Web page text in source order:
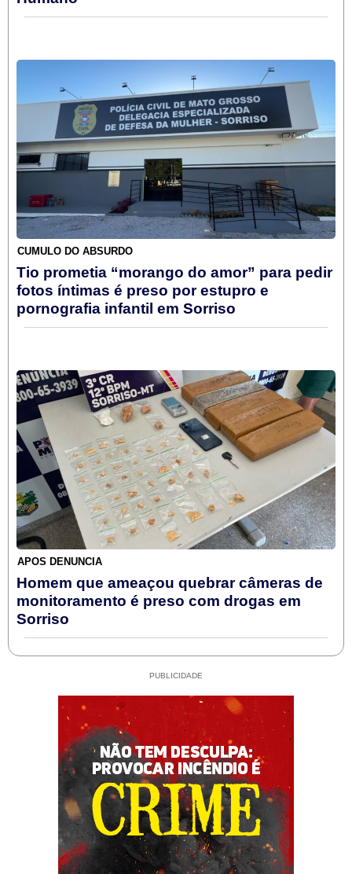
CÚMULO DO ABSURDO
Tio prometia “morango do amor” para pedir
fotos íntimas é preso por estupro e
pornografia infantil em Sorriso
APÓS DENÚNCIA
Homem que ameaçou quebrar câmeras de
monitoramento é preso com drogas em
Sorriso
PUBLICIDADE